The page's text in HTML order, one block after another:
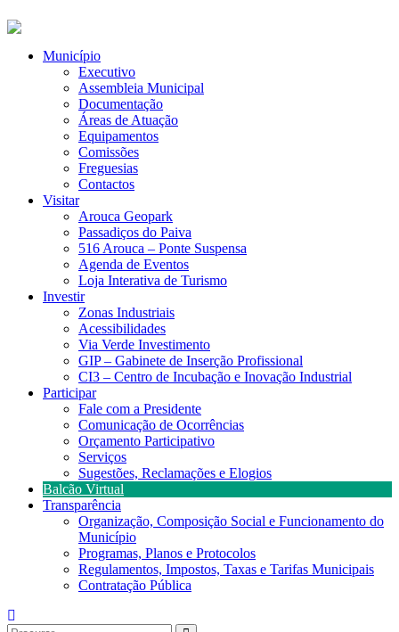
Município
Executivo
Assembleia Municipal
Documentação
Áreas de Atuação
Equipamentos
Comissões
Freguesias
Contactos
Visitar
Arouca Geopark
Passadiços do Paiva
516 Arouca – Ponte Suspensa
Agenda de Eventos
Loja Interativa de Turismo
Investir
Zonas Industriais
Acessibilidades
Via Verde Investimento
GIP – Gabinete de Inserção Profissional
CI3 – Centro de Incubação e Inovação Industrial
Participar
Fale com a Presidente
Comunicação de Ocorrências
Orçamento Participativo
Serviços
Sugestões, Reclamações e Elogios
Balcão Virtual
Transparência
Organização, Composição Social e Funcionamento do
Município
Programas, Planos e Protocolos
Regulamentos, Impostos, Taxas e Tarifas Municipais
Contratação Pública